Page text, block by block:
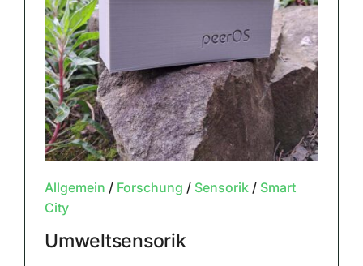
Allgemein / Forschung / Sensorik/ Smart
City
Umweltsensorik